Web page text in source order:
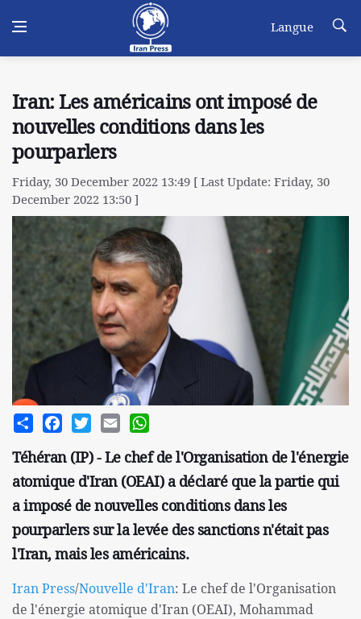
Langue
Iran: Les américains ont imposé de
nouvelles conditions dans les
pourparlers
Friday, 30 December 2022 13:49 [ Last Update: Friday, 30
December 2022 13:50 ]
Share FacebookTwitterEmail
Téhéran (IP) - Le chef de l'Organisation de l'énergie
atomique d'Iran (OEAI) a déclaré que la partie qui
a imposé de nouvelles conditions dans les
pourparlers sur la levée des sanctions n'était pas
l'Iran, mais les américains.
Iran Press/Nouvelle d'Iran: Le chef de l'Organisation
de l'énergie atomique d'Iran (OEAI), Mohammad